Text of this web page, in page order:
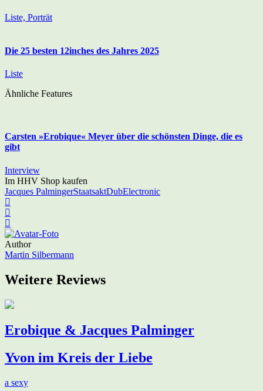
Liste, Porträt
Die 25 besten 12inches des Jahres 2025
Liste
Ähnliche Features
Carsten »Erobique« Meyer über die schönsten Dinge, die es
gibt
Interview
Im HHV Shop kaufen
Jacques PalmingerStaatsaktDubElectronic
Author
Martin Silbermann
Weitere Reviews
Erobique & Jacques Palminger
Yvon im Kreis der Liebe
a sexy